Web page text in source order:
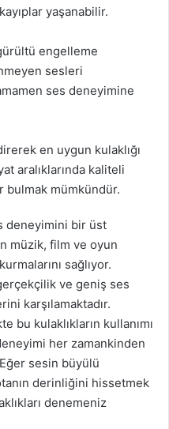
yaşanabilir.
engelleme
sesleri
ses deneyimine
en uygun kulaklığı
aralıklarında kaliteli
bulmak mümkündür.
deneyimini bir üst
müzik, film ve oyun
sağlıyor.
ve geniş ses
karşılamaktadır.
kulaklıkların kullanımı
her zamankinden
sesin büyülü
derinliğini hissetmek
denemeniz